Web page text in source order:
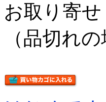
お取り寄せ
（品切れ